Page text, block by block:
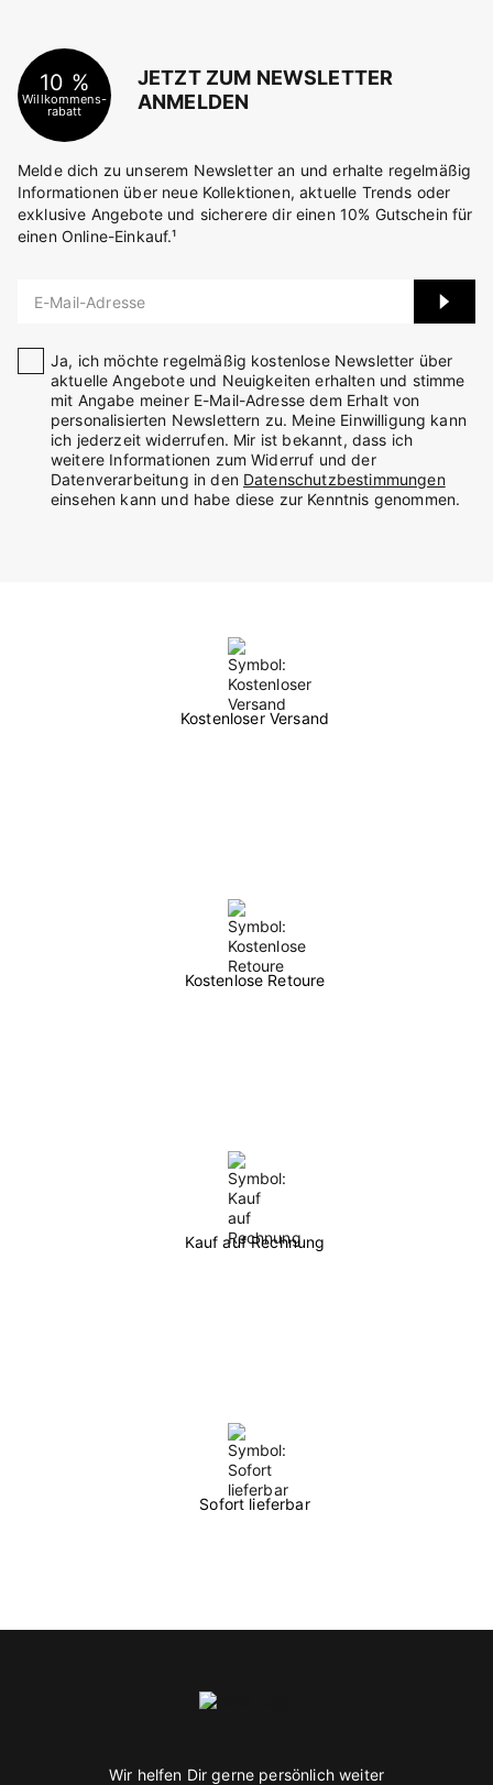
10 %
Willkommens-
rabatt
JETZT ZUM NEWSLETTER
ANMELDEN
Melde dich zu unserem Newsletter an und erhalte regelmäßig
Informationen über neue Kollektionen, aktuelle Trends oder
exklusive Angebote und sicherere dir einen 10% Gutschein für
einen Online-Einkauf.¹
E-Mail-Adresse
Ja, ich möchte regelmäßig kostenlose Newsletter über
aktuelle Angebote und Neuigkeiten erhalten und stimme
mit Angabe meiner E-Mail-Adresse dem Erhalt von
personalisierten Newslettern zu. Meine Einwilligung kann
ich jederzeit widerrufen. Mir ist bekannt, dass ich
weitere Informationen zum Widerruf und der
Datenverarbeitung in den Datenschutzbestimmungen
einsehen kann und habe diese zur Kenntnis genommen.
Kostenloser Versand
Kostenlose Retoure
Kauf auf Rechnung
Sofort lieferbar
Wir helfen Dir gerne persönlich weiter